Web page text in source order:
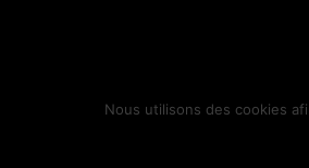
Nous utilisons des cookies